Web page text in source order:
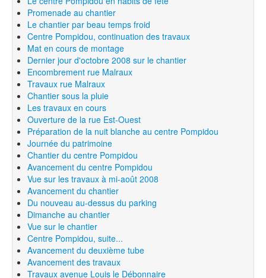
Promenade au chantier
Le chantier par beau temps froid
Centre Pompidou, continuation des travaux
Mat en cours de montage
Dernier jour d'octobre 2008 sur le chantier
Encombrement rue Malraux
Travaux rue Malraux
Chantier sous la pluie
Les travaux en cours
Ouverture de la rue Est-Ouest
Préparation de la nuit blanche au centre Pompidou
Journée du patrimoine
Chantier du centre Pompidou
Avancement du centre Pompidou
Vue sur les travaux à mi-août 2008
Avancement du chantier
Du nouveau au-dessus du parking
Dimanche au chantier
Vue sur le chantier
Centre Pompidou, suite...
Avancement du deuxième tube
Avancement des travaux
Travaux avenue Louis le Débonnaire